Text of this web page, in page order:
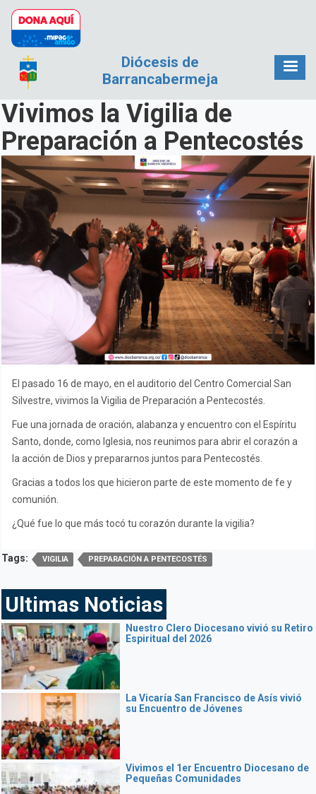
Pasar al contenido principal
Diócesis de
Barrancabermeja
Vivimos la Vigilia de
Preparación a Pentecostés
El pasado 16 de mayo, en el auditorio del Centro Comercial San
Silvestre, vivimos la Vigilia de Preparación a Pentecostés.
Fue una jornada de oración, alabanza y encuentro con el Espíritu
Santo, donde, como Iglesia, nos reunimos para abrir el corazón a
la acción de Dios y prepararnos juntos para Pentecostés.
Gracias a todos los que hicieron parte de este momento de fe y
comunión.
¿Qué fue lo que más tocó tu corazón durante la vigilia?
Tags: VIGILIA PREPARACIÓN A PENTECOSTÉS
Ultimas Noticias
Nuestro Clero Diocesano vivió su Retiro
Espiritual del 2026
La Vicaría San Francisco de Asís vivió
su Encuentro de Jóvenes
Vivimos el 1er Encuentro Diocesano de
Pequeñas Comunidades